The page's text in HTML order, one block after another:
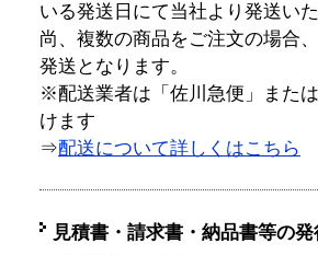
いる発送日にて当社より発送い
尚、複数の商品をご注文の場合
発送となります。
※配送業者は「佐川急便」また
けます
⇒配送について詳しくはこちら
見積書・請求書・納品書等の